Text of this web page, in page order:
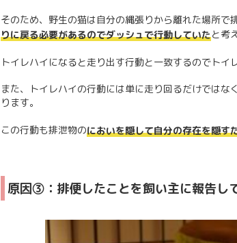
そのため、野生の猫は自分の縄張りから離れた場所で
りに戻る必要があるのでダッシュで行動していたと考
トイレハイになると走り出す行動と一致するのでトイ
また、トイレハイの行動には単に走り回るだけでは
ります。
この行動も排泄物のにおいを隠して自分の存在を隠す
原因③：排便したことを飼い主に報告し